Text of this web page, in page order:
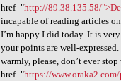
href="http://89.38.135.58/
incapable of reading articles
I’m happy I did today. It is
your points are well-
warmly, please, don’t ever
href="https://